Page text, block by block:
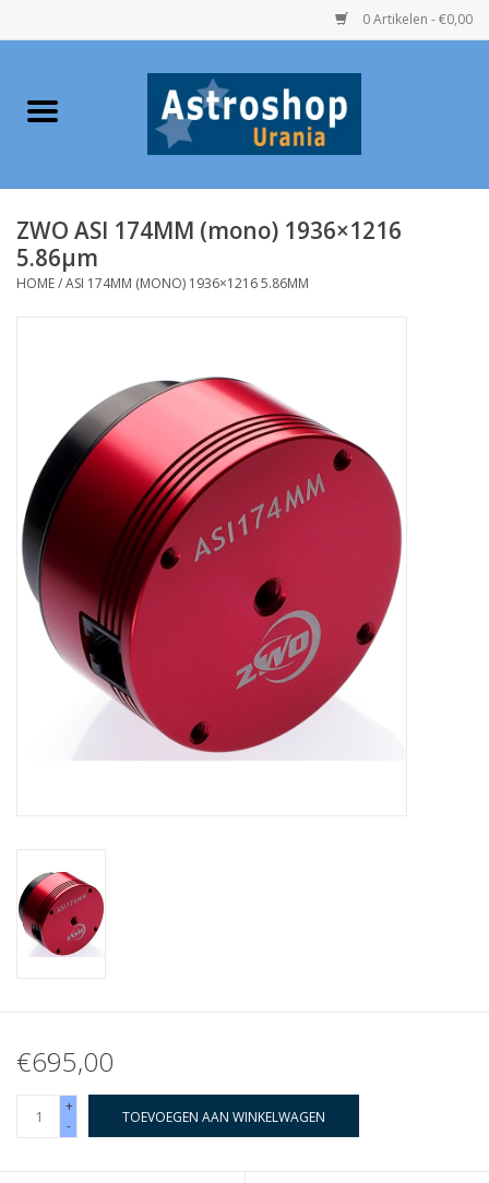
0 Artikelen - €0,00
Home
Telescopen
Accessoires
Urania / Eclipsbrillen
Speelgoed
Globes / Gadgets
Weerstations
Aanbiedingen
Cadeaubonnen
Merken
ZWO ASI 174MM (mono) 1936×1216
5.86µm
HOME/ASI 174MM (MONO) 1936×1216 5.86ΜM
€695,00
+
-
TOEVOEGEN AAN WINKELWAGEN